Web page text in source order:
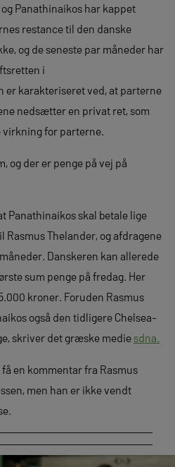
Panathinaikos har kappet
restance til den danske
og de seneste par måneder har
i
er karakteriseret ved, at parterne
nedsætter en privat ret, som
for parterne.
og der er penge på vej på
Panathinaikos skal betale lige
Thelander, og afdragene
Danskeren kan allerede
sum penge på fredag. Her
kroner. Foruden Rasmus
også den tidligere Chelsea-
skriver det græske medie sdna.
en kommentar fra Rasmus
men han er ikke vendt